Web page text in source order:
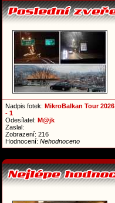
Nadpis fotek: MikroBalkan Tour 2026
- 1
Odesílatel: M@jk
Zaslal:
Zobrazení: 216
Hodnocení: Nehodnoceno